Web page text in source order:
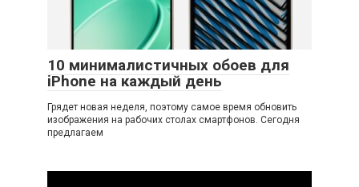
10 минималистичных обоев для
iPhone на каждый день
Грядет новая неделя, поэтому самое время обновить
изображения на рабочих столах смартфонов. Сегодня
предлагаем